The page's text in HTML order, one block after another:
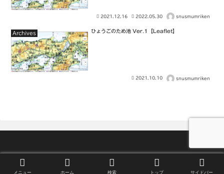
2021.12.16 2022.05.30 snusmumriken
Archives ひょうごのため池 Ver.1【Leaflet】
2021.10.10 snusmumriken
メニュー ホーム 検索 トップ サイドバー